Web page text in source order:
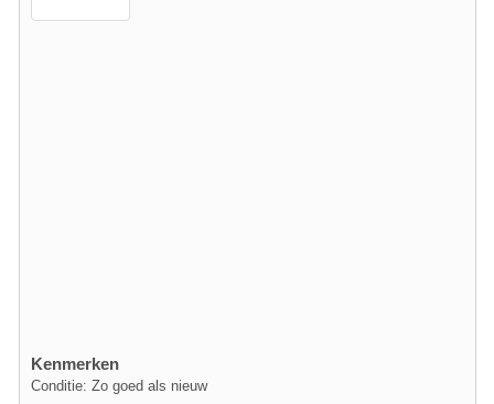
Kenmerken
Conditie: Zo goed als nieuw